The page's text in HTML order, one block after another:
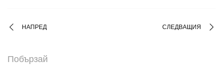
НАПРЕД СЛЕДВАЩИЯ
Побързай